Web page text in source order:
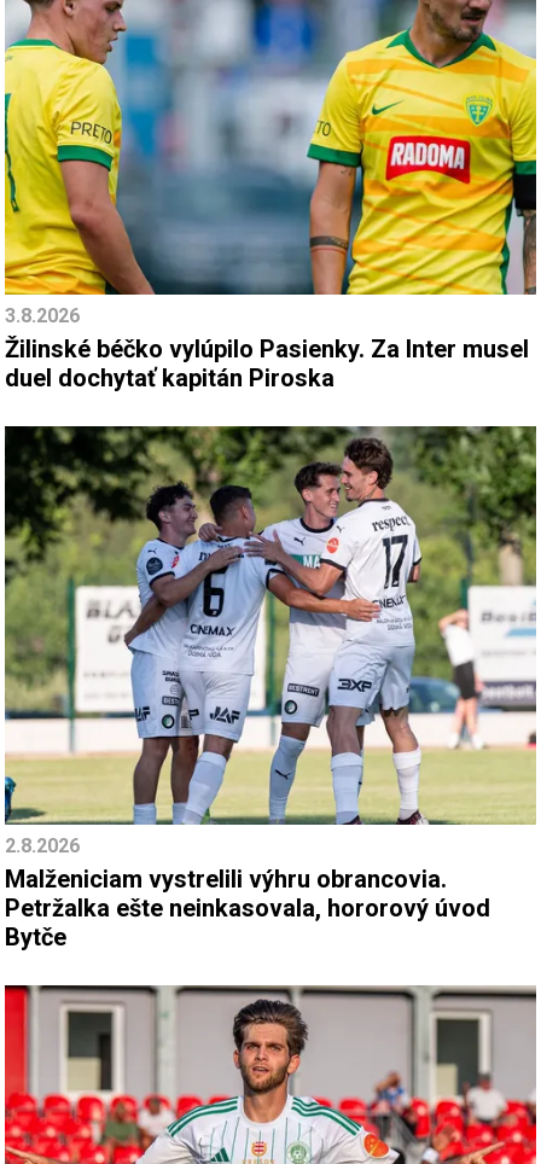
3.8.2026
Žilinské béčko vylúpilo Pasienky. Za Inter musel
duel dochytať kapitán Piroska
2.8.2026
Malženiciam vystrelili výhru obrancovia.
Petržalka ešte neinkasovala, hororový úvod
Bytče